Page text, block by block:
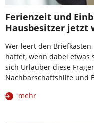
Ferienzeit und
Hausbesitzer jetzt
Wer leert den
haftet, wenn dabei etwas
sich Urlauber diese
Nachbarschaftshilfe und
mehr